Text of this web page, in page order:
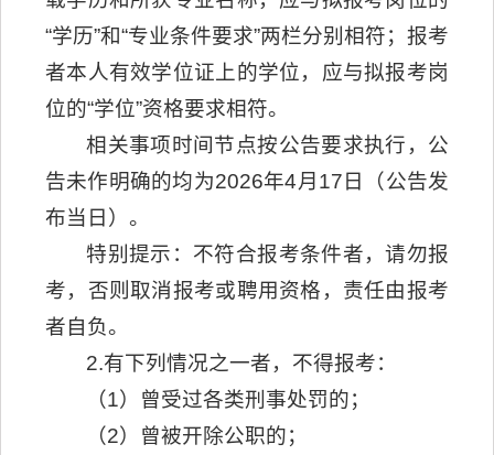
“学历”和“专业条件要求”两栏分别相符；报考
者本人有效学位证上的学位，应与拟报考岗
位的“学位”资格要求相符。
相关事项时间节点按公告要求执行，公
告未作明确的均为2026年4月17日（公告发
布当日）。
特别提示：不符合报考条件者，请勿报
考，否则取消报考或聘用资格，责任由报考
者自负。
2.有下列情况之一者，不得报考：
（1）曾受过各类刑事处罚的；
（2）曾被开除公职的；